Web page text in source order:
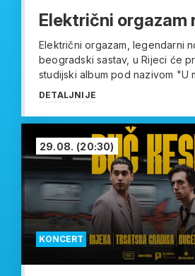
Električni orgazam
Električni orgazam, legendarni
beogradski sastav, u Rijeci će
studijski album pod nazivom "U
DETALJNIJE
KONCERT
29.08. (20:30)